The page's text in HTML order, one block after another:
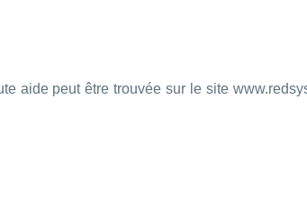
aide peut être trouvée sur le site